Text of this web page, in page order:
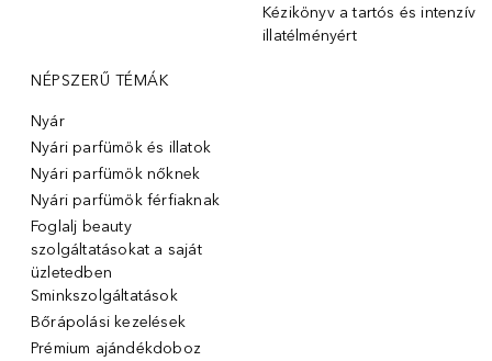
Kézikönyv a tartós és intenzív
illatélményért
NÉPSZERŰ TÉMÁK
Nyár
Nyári parfümök és illatok
Nyári parfümök nőknek
Nyári parfümök férfiaknak
Foglalj beauty
szolgáltatásokat a saját
üzletedben
Sminkszolgáltatások
Bőrápolási kezelések
Prémium ajándékdoboz